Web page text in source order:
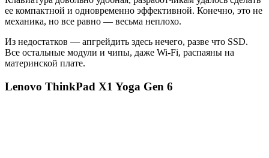
ее компактной и одновременно эффективной. Конечно, это не
механика, но все равно — весьма неплохо.
Из недостатков — апгрейдить здесь нечего, разве что SSD.
Все остальные модули и чипы, даже Wi-Fi, распаяны на
материнской плате.
Lenovo ThinkPad X1 Yoga Gen 6